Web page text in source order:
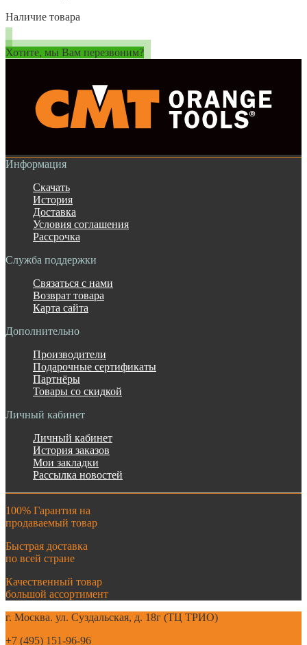
Наличие товара
Хотите, мы Вам перезвоним?
Информация
Скачать
История
Доставка
Условия соглашения
Рассрочка
Служба поддержки
Связаться с нами
Возврат товара
Карта сайта
Дополнительно
Производители
Подарочные сертификаты
Партнёры
Товары со скидкой
Личный кабинет
Личный кабинет
История заказов
Мои закладки
Рассылка новостей
100% Гарантия на
продаваемый товар
Быстрая доставка
по всей стране
Качественный товар
большой ассортимент
г. Москва. ул. Суздальская, д. 18г (ТЦ ТРИО)
+7 (495) 151-96-96